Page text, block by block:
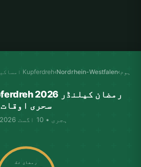
ہوم ›
Nordrhein-Westfalen
›Kupferdreh امساکیہ
سحری اوقات
ہجری • 10 اگست 2026 پیر
رمضان تک